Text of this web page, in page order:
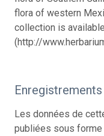
flora of western
collection is
(http://
Les données de
publiées sous forme